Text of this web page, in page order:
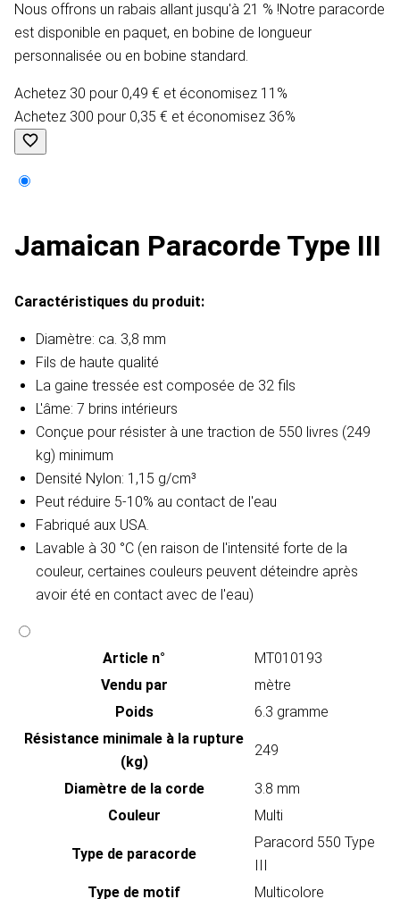
Nous offrons un rabais allant jusqu'à 21 % !Notre paracorde
est disponible en paquet, en bobine de longueur
personnalisée ou en bobine standard.
Achetez 30 pour 0,49 € et économisez 11%
Achetez 300 pour 0,35 € et économisez 36%
Jamaican Paracorde Type III
Caractéristiques du produit:
Diamètre: ca. 3,8 mm
Fils de haute qualité
La gaine tressée est composée de 32 fils
L'âme: 7 brins intérieurs
Conçue pour résister à une traction de 550 livres (249
kg) minimum
Densité Nylon: 1,15 g/cm³
Peut réduire 5-10% au contact de l'eau
Fabriqué aux USA.
Lavable à 30 °C (en raison de l'intensité forte de la
couleur, certaines couleurs peuvent déteindre après
avoir été en contact avec de l'eau)
Article n°
MT010193
Vendu par
mètre
Poids
6.3 gramme
Résistance minimale à la rupture
(kg)
249
Diamètre de la corde
3.8 mm
Couleur
Multi
Type de paracorde
Paracord 550 Type
III
Type de motif
Multicolore